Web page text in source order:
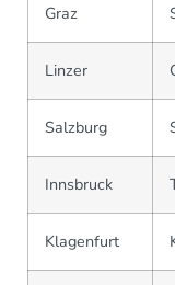
Graz
Linzer
Salzburg
Innsbruck
Klagenfurt